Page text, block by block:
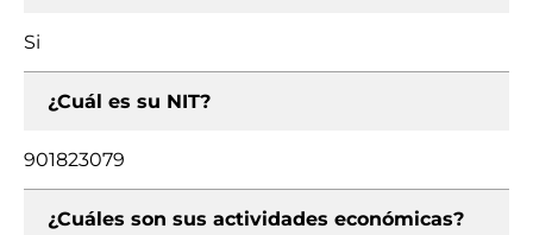
Si
¿Cuál es su NIT?
901823079
¿Cuáles son sus actividades económicas?